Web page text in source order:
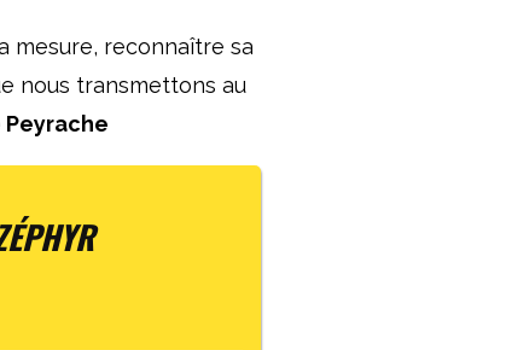
mesure, reconnaître sa
nous transmettons au